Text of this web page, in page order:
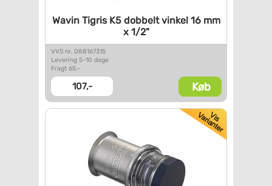
Wavin Tigris K5 dobbelt vinkel16 mm
x 1/2"
VVS nr. 088167315
Levering 5-10 dage
Fragt 65,-
107,- Køb